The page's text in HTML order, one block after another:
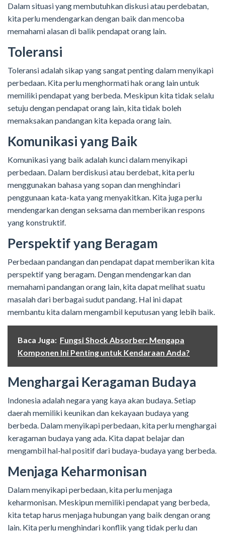
Dalam situasi yang membutuhkan diskusi atau perdebatan,
kita perlu mendengarkan dengan baik dan mencoba
memahami alasan di balik pendapat orang lain.
Toleransi
Toleransi adalah sikap yang sangat penting dalam menyikapi
perbedaan. Kita perlu menghormati hak orang lain untuk
memiliki pendapat yang berbeda. Meskipun kita tidak selalu
setuju dengan pendapat orang lain, kita tidak boleh
memaksakan pandangan kita kepada orang lain.
Komunikasi yang Baik
Komunikasi yang baik adalah kunci dalam menyikapi
perbedaan. Dalam berdiskusi atau berdebat, kita perlu
menggunakan bahasa yang sopan dan menghindari
penggunaan kata-kata yang menyakitkan. Kita juga perlu
mendengarkan dengan seksama dan memberikan respons
yang konstruktif.
Perspektif yang Beragam
Perbedaan pandangan dan pendapat dapat memberikan kita
perspektif yang beragam. Dengan mendengarkan dan
memahami pandangan orang lain, kita dapat melihat suatu
masalah dari berbagai sudut pandang. Hal ini dapat
membantu kita dalam mengambil keputusan yang lebih baik.
Baca Juga: Fungsi Shock Absorber: Mengapa
Komponen Ini Penting untuk Kendaraan Anda?
Menghargai Keragaman Budaya
Indonesia adalah negara yang kaya akan budaya. Setiap
daerah memiliki keunikan dan kekayaan budaya yang
berbeda. Dalam menyikapi perbedaan, kita perlu menghargai
keragaman budaya yang ada. Kita dapat belajar dan
mengambil hal-hal positif dari budaya-budaya yang berbeda.
Menjaga Keharmonisan
Dalam menyikapi perbedaan, kita perlu menjaga
keharmonisan. Meskipun memiliki pendapat yang berbeda,
kita tetap harus menjaga hubungan yang baik dengan orang
lain. Kita perlu menghindari konflik yang tidak perlu dan